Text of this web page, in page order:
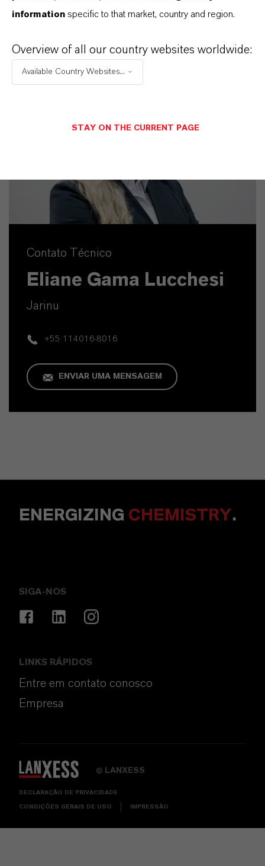
ENVIAR UMA MENSAGEM
Contato Técnico
Eliane Gama Lucchesi
Jarinu
+55 114016-8016
ENVIAR UMA MENSAGEM
ENERGIZING CHEMISTRY.
SIGA-NOS
LINKS RÁPIDOS
Entre em contato conosco
Empresa
© LANXESS
DECLARAÇÃO DE PRIVACIDADE
CONDIÇÕES GERAIS DE USO IMPRESSÃO
information specific to that market, country and region.
Overview of all our country websites worldwide:
Available Country Websites...
STAY ON THE CURRENT PAGE